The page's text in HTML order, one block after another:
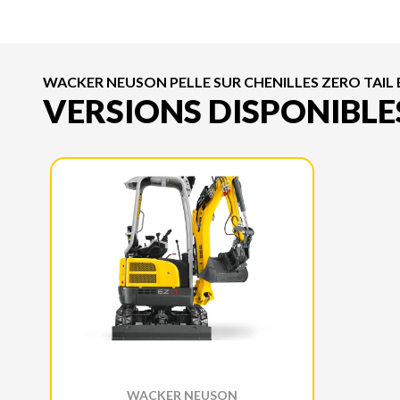
WACKER NEUSON PELLE SUR CHENILLES ZERO TAIL
VERSIONS
WACKER NEUSON